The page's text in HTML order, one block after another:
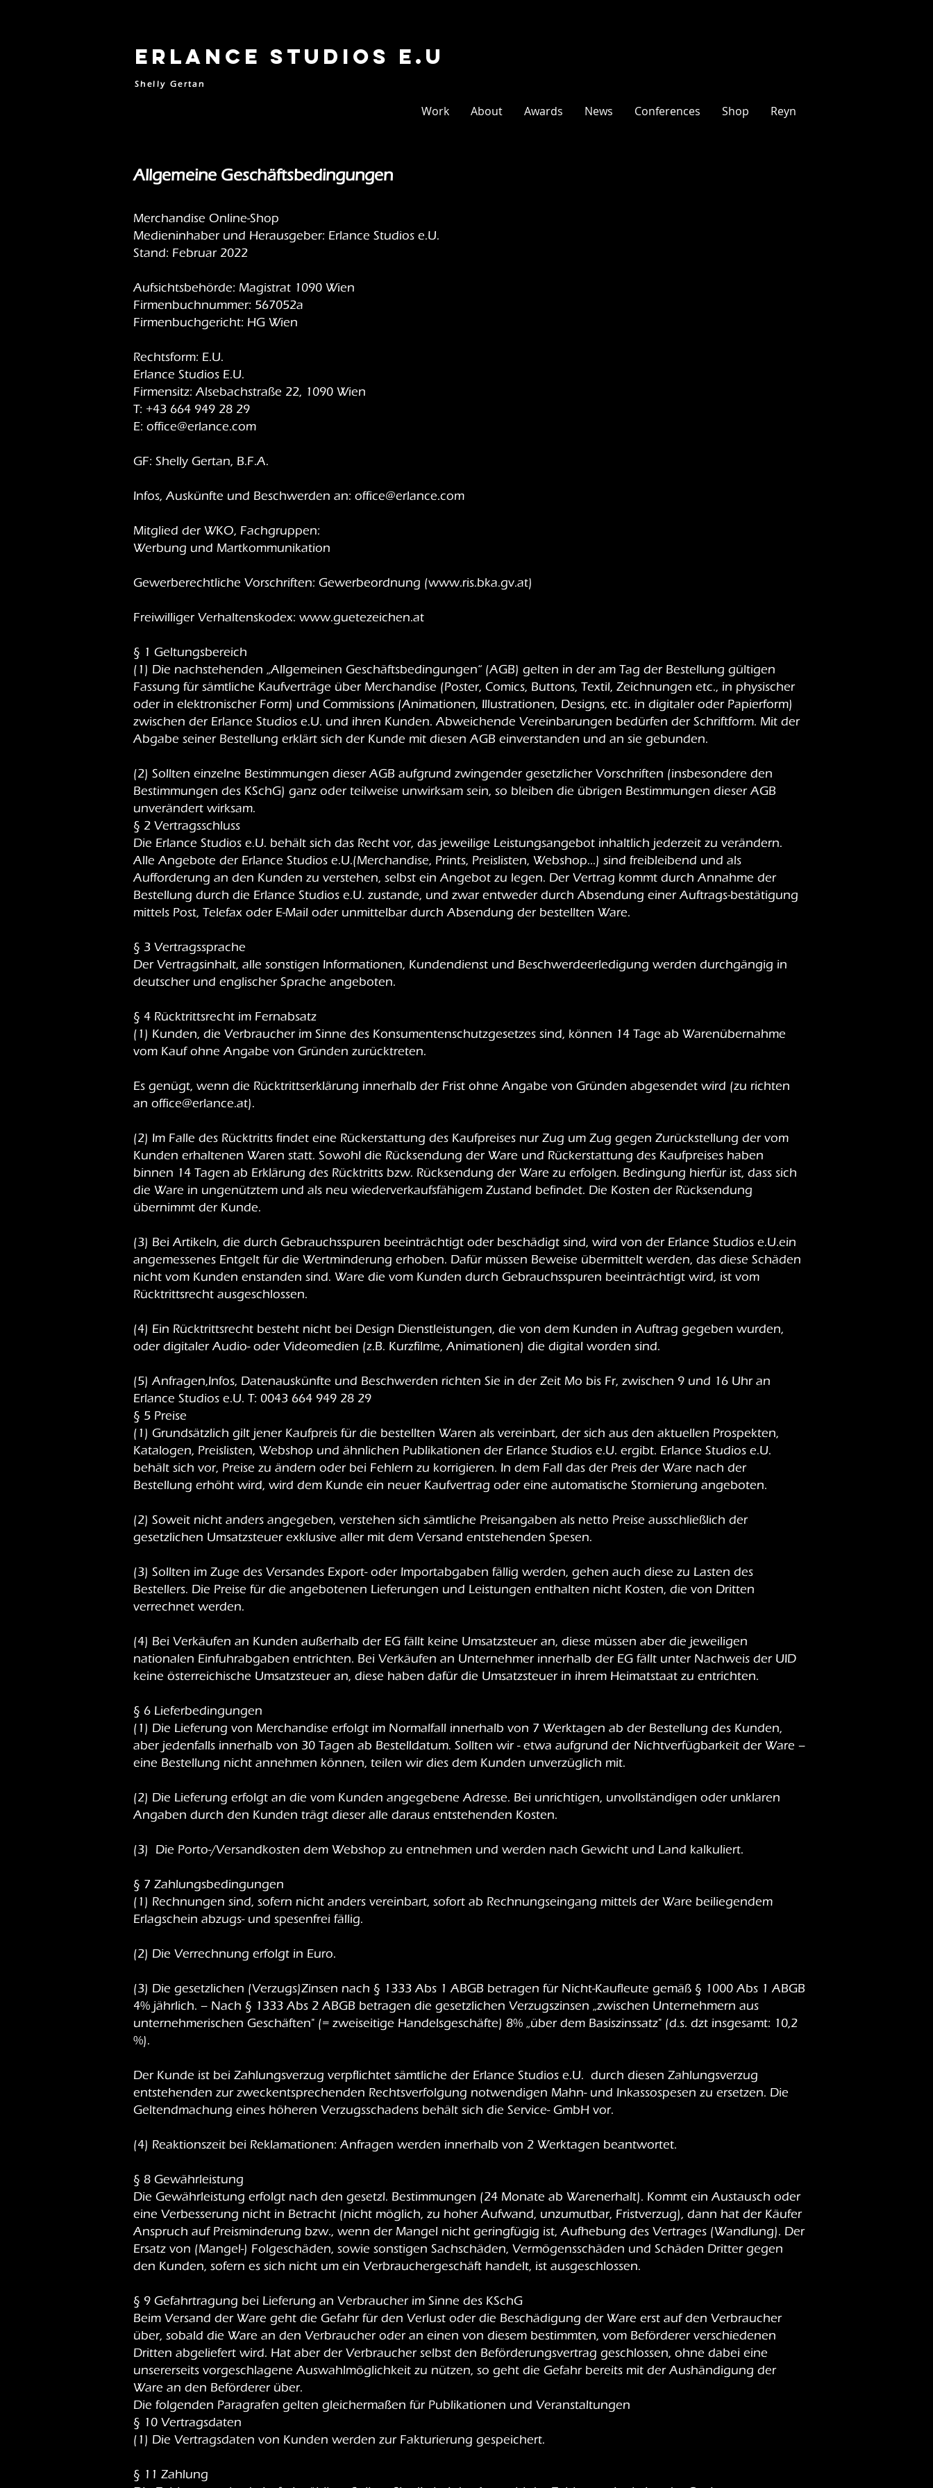
Erlance Studios E.U
Shelly Gertan
Work About Awards News Conferences Shop Reyn
Allgemeine Geschäftsbedingungen
Merchandise Online-Shop
Medieninhaber und Herausgeber: Erlance Studios e.U.
Stand: Februar 2022
Aufsichtsbehörde: Magistrat 1090 Wien
Firmenbuchnummer: 567052a
Firmenbuchgericht: HG Wien
Rechtsform: E.U.
Erlance Studios E.U.
Firmensitz: Alsebachstraße 22, 1090 Wien
T: +43 664 949 28 29
E: office@erlance.com
GF: Shelly Gertan, B.F.A.
Infos, Auskünfte und Beschwerden an: office@erlance.com
Mitglied der WKO, Fachgruppen:
Werbung und Martkommunikation
Gewerberechtliche Vorschriften: Gewerbeordnung (www.ris.bka.gv.at)
Freiwilliger Verhaltenskodex: www.guetezeichen.at
§ 1 Geltungsbereich
(1) Die nachstehenden „Allgemeinen Geschäftsbedingungen“ (AGB) gelten in der am Tag der Bestellung gültigen
Fassung für sämtliche Kaufverträge über Merchandise (Poster, Comics, Buttons, Textil, Zeichnungen etc., in physischer
oder in elektronischer Form) und Commissions (Animationen, Illustrationen, Designs, etc. in digitaler oder Papierform)
zwischen der Erlance Studios e.U. und ihren Kunden. Abweichende Vereinbarungen bedürfen der Schriftform. Mit der
Abgabe seiner Bestellung erklärt sich der Kunde mit diesen AGB einverstanden und an sie gebunden.
(2) Sollten einzelne Bestimmungen dieser AGB aufgrund zwingender gesetzlicher Vorschriften (insbesondere den
Bestimmungen des KSchG) ganz oder teilweise unwirksam sein, so bleiben die übrigen Bestimmungen dieser AGB
unverändert wirksam.
§ 2 Vertragsschluss
Die Erlance Studios e.U. behält sich das Recht vor, das jeweilige Leistungsangebot inhaltlich jederzeit zu verändern.
Alle Angebote der Erlance Studios e.U.(Merchandise, Prints, Preislisten, Webshop...) sind freibleibend und als
Aufforderung an den Kunden zu verstehen, selbst ein Angebot zu legen. Der Vertrag kommt durch Annahme der
Bestellung durch die Erlance Studios e.U. zustande, und zwar entweder durch Absendung einer Auftrags-bestätigung
mittels Post, Telefax oder E-Mail oder unmittelbar durch Absendung der bestellten Ware.
§ 3 Vertragssprache
Der Vertragsinhalt, alle sonstigen Informationen, Kundendienst und Beschwerdeerledigung werden durchgängig in
deutscher und englischer Sprache angeboten.
§ 4 Rücktrittsrecht im Fernabsatz
(1) Kunden, die Verbraucher im Sinne des Konsumentenschutzgesetzes sind, können 14 Tage ab Warenübernahme
vom Kauf ohne Angabe von Gründen zurücktreten.
Es genügt, wenn die Rücktrittserklärung innerhalb der Frist ohne Angabe von Gründen abgesendet wird (zu richten
an office@erlance.at).
(2) Im Falle des Rücktritts findet eine Rückerstattung des Kaufpreises nur Zug um Zug gegen Zurückstellung der vom
Kunden erhaltenen Waren statt. Sowohl die Rücksendung der Ware und Rückerstattung des Kaufpreises haben
binnen 14 Tagen ab Erklärung des Rücktritts bzw. Rücksendung der Ware zu erfolgen. Bedingung hierfür ist, dass sich
die Ware in ungenütztem und als neu wiederverkaufsfähigem Zustand befindet. Die Kosten der Rücksendung
übernimmt der Kunde.
(3) Bei Artikeln, die durch Gebrauchsspuren beeinträchtigt oder beschädigt sind, wird von der Erlance Studios e.U.ein
angemessenes Entgelt für die Wertminderung erhoben. Dafür müssen Beweise übermittelt werden, das diese Schäden
nicht vom Kunden enstanden sind. Ware die vom Kunden durch Gebrauchsspuren beeinträchtigt wird, ist vom
Rücktrittsrecht ausgeschlossen.
(4) Ein Rücktrittsrecht besteht nicht bei Design Dienstleistungen, die von dem Kunden in Auftrag gegeben wurden,
oder digitaler Audio- oder Videomedien (z.B. Kurzfilme, Animationen) die digital worden sind.
(5) Anfragen,Infos, Datenauskünfte und Beschwerden richten Sie in der Zeit Mo bis Fr, zwischen 9 und 16 Uhr an
Erlance Studios e.U. T: 0043 664 949 28 29
§ 5 Preise
(1) Grundsätzlich gilt jener Kaufpreis für die bestellten Waren als vereinbart, der sich aus den aktuellen Prospekten,
Katalogen, Preislisten, Webshop und ähnlichen Publikationen der Erlance Studios e.U. ergibt. Erlance Studios e.U.
behält sich vor, Preise zu ändern oder bei Fehlern zu korrigieren. In dem Fall das der Preis der Ware nach der
Bestellung erhöht wird, wird dem Kunde ein neuer Kaufvertrag oder eine automatische Stornierung angeboten.
(2) Soweit nicht anders angegeben, verstehen sich sämtliche Preisangaben als netto Preise ausschließlich der
gesetzlichen Umsatzsteuer exklusive aller mit dem Versand entstehenden Spesen.
(3) Sollten im Zuge des Versandes Export- oder Importabgaben fällig werden, gehen auch diese zu Lasten des
Bestellers. Die Preise für die angebotenen Lieferungen und Leistungen enthalten nicht Kosten, die von Dritten
verrechnet werden.
(4) Bei Verkäufen an Kunden außerhalb der EG fällt keine Umsatzsteuer an, diese müssen aber die jeweiligen
nationalen Einfuhrabgaben entrichten. Bei Verkäufen an Unternehmer innerhalb der EG fällt unter Nachweis der UID
keine österreichische Umsatzsteuer an, diese haben dafür die Umsatzsteuer in ihrem Heimatstaat zu entrichten.
§ 6 Lieferbedingungen
(1) Die Lieferung von Merchandise erfolgt im Normalfall innerhalb von 7 Werktagen ab der Bestellung des Kunden,
aber jedenfalls innerhalb von 30 Tagen ab Bestelldatum. Sollten wir - etwa aufgrund der Nichtverfügbarkeit der Ware –
eine Bestellung nicht annehmen können, teilen wir dies dem Kunden unverzüglich mit.
(2) Die Lieferung erfolgt an die vom Kunden angegebene Adresse. Bei unrichtigen, unvollständigen oder unklaren
Angaben durch den Kunden trägt dieser alle daraus entstehenden Kosten.
(3) Die Porto-/Versandkosten dem Webshop zu entnehmen und werden nach Gewicht und Land kalkuliert.
§ 7 Zahlungsbedingungen
(1) Rechnungen sind, sofern nicht anders vereinbart, sofort ab Rechnungseingang mittels der Ware beiliegendem
Erlagschein abzugs- und spesenfrei fällig.
(2) Die Verrechnung erfolgt in Euro.
(3) Die gesetzlichen (Verzugs)Zinsen nach § 1333 Abs 1 ABGB betragen für Nicht-Kaufleute gemäß § 1000 Abs 1 ABGB
4% jährlich. – Nach § 1333 Abs 2 ABGB betragen die gesetzlichen Verzugszinsen „zwischen Unternehmern aus
unternehmerischen Geschäften" (= zweiseitige Handelsgeschäfte) 8% „über dem Basiszinssatz" (d.s. dzt insgesamt: 10,2
%).
Der Kunde ist bei Zahlungsverzug verpflichtet sämtliche der Erlance Studios e.U. durch diesen Zahlungsverzug
entstehenden zur zweckentsprechenden Rechtsverfolgung notwendigen Mahn- und Inkassospesen zu ersetzen. Die
Geltendmachung eines höheren Verzugsschadens behält sich die Service- GmbH vor.
(4) Reaktionszeit bei Reklamationen: Anfragen werden innerhalb von 2 Werktagen beantwortet.
§ 8 Gewährleistung
Die Gewährleistung erfolgt nach den gesetzl. Bestimmungen (24 Monate ab Warenerhalt). Kommt ein Austausch oder
eine Verbesserung nicht in Betracht (nicht möglich, zu hoher Aufwand, unzumutbar, Fristverzug), dann hat der Käufer
Anspruch auf Preisminderung bzw., wenn der Mangel nicht geringfügig ist, Aufhebung des Vertrages (Wandlung). Der
Ersatz von (Mangel-) Folgeschäden, sowie sonstigen Sachschäden, Vermögensschäden und Schäden Dritter gegen
den Kunden, sofern es sich nicht um ein Verbrauchergeschäft handelt, ist ausgeschlossen.
§ 9 Gefahrtragung bei Lieferung an Verbraucher im Sinne des KSchG
Beim Versand der Ware geht die Gefahr für den Verlust oder die Beschädigung der Ware erst auf den Verbraucher
über, sobald die Ware an den Verbraucher oder an einen von diesem bestimmten, vom Beförderer verschiedenen
Dritten abgeliefert wird. Hat aber der Verbraucher selbst den Beförderungsvertrag geschlossen, ohne dabei eine
unsererseits vorgeschlagene Auswahlmöglichkeit zu nützen, so geht die Gefahr bereits mit der Aushändigung der
Ware an den Beförderer über.
Die folgenden Paragrafen gelten gleichermaßen für Publikationen und Veranstaltungen
§ 10 Vertragsdaten
(1) Die Vertragsdaten von Kunden werden zur Fakturierung gespeichert.
§ 11 Zahlung